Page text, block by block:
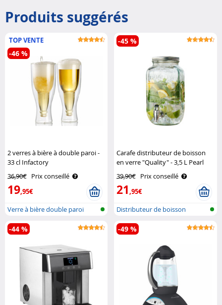
Produits suggérés
TOP VENTE
2 verres à bière à double paroi -
33 cl Infactory
36,90€ Prix conseillé
19,95€
-46 %
Verre à bière double paroi
Carafe distributeur de boisson
en verre "Quality" - 3,5 L Pearl
39,90€ Prix conseillé
21,95€
-45 %
Distributeur de boisson
-44 % -49 %